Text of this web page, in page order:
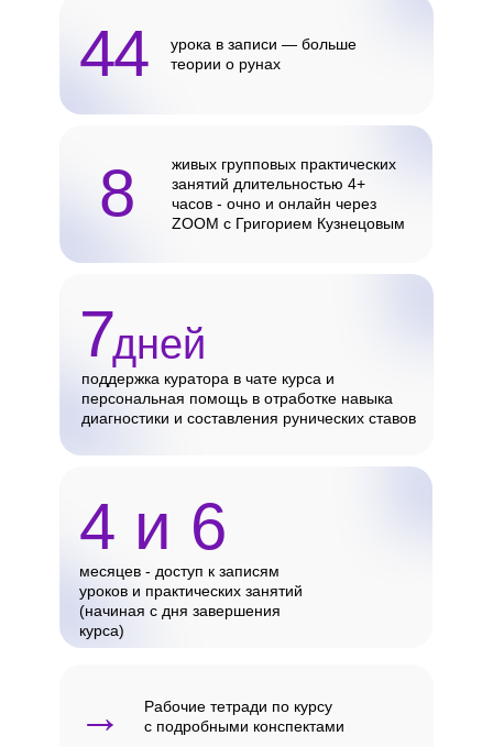
4 и 6
месяцев - доступ к записям
уроков и практических занятий
(начиная с дня завершения
курса)
8
живых групповых практических
занятий длительностью 4+
часов - очно и онлайн через
ZOOM с Григорием Кузнецовым
44
урока в записи — больше
теории о рунах
поддержка куратора в чате курса и
персональная помощь в отработке навыка
диагностики и составления рунических ставов
7дней
Рабочие тетради по курсу
с подробными конспектами
→